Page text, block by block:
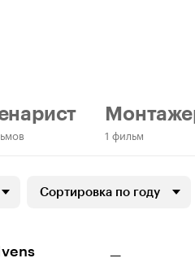
1 фильм
Сортировка по году
—